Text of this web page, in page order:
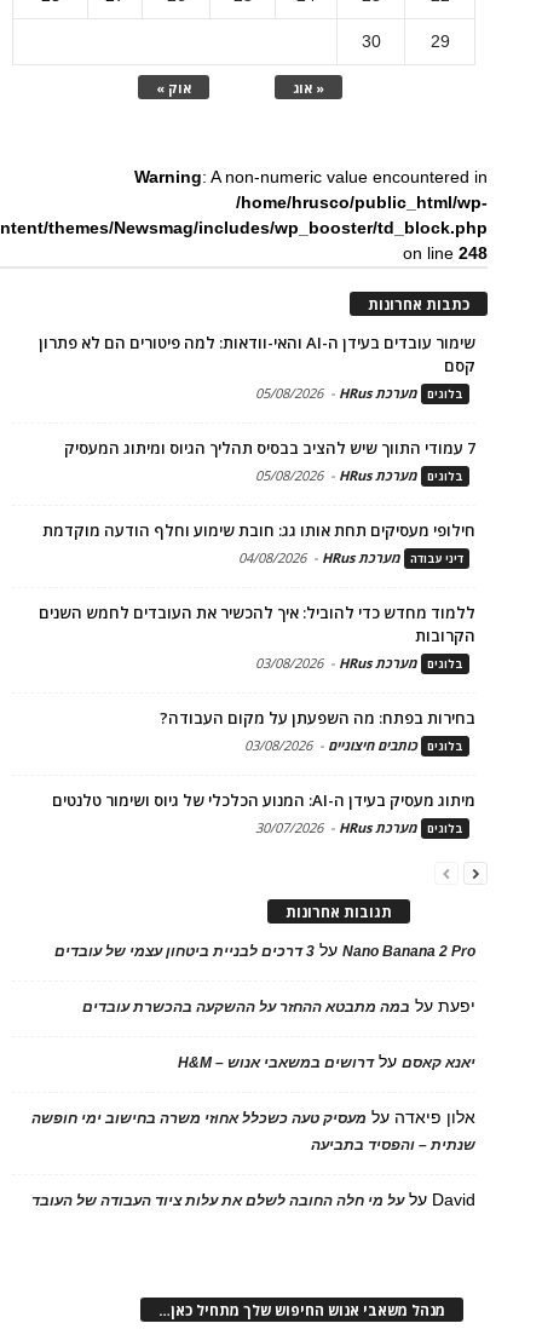
« אוג אוק »
29
30
Warning: A non-numeric value encountered in
/home/hrusco/public_html/wp-
themes/Newsmag/includes/wp_booster/td_block.php
on line248
כתבות אחרונות
שימור עובדים בעידן ה-AI והאי-וודאות: למה פיטורים הם לא פתרון
קסם
בלוגים מערכת HRus -
05/08/2026
7 עמודי התווך שיש להציב בבסיס תהליך הגיוס ומיתוג המעסיק
בלוגים מערכת HRus -
05/08/2026
חילופי מעסיקים תחת אותו גג: חובת שימוע וחלף הודעה מוקדמת
דיני עבודה מערכת HRus -
04/08/2026
ללמוד מחדש כדי להוביל: איך להכשיר את העובדים לחמש השנים
הקרובות
בלוגים מערכת HRus -
03/08/2026
בחירות בפתח: מה השפעתן על מקום העבודה?
בלוגים כותבים חיצוניים -
03/08/2026
מיתוג מעסיק בעידן ה-AI: המנוע הכלכלי של גיוס ושימור טלנטים
בלוגים מערכת HRus -
30/07/2026
תגובות אחרונות
Nano Banana 2 Proעל 3 דרכים לבניית ביטחון עצמי של עובדים
יפעתעל במה מתבטא ההחזר על ההשקעה בהכשרת עובדים
יאנא קאסםעלדרושים במשאבי אנוש – H&M
אלון פיאדה על מעסיק טעה כשכלל אחוזי משרה בחישוב ימי חופשה
שנתית – והפסיד בתביעה
David עלעל מי חלה החובה לשלם את עלות ציוד העבודה של העובד
מנהל משאבי אנוש החיפוש שלך מתחיל כאן…